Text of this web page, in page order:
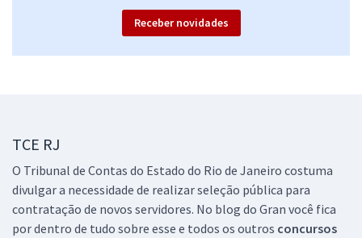
Receber novidades
TCE RJ
O Tribunal de Contas do Estado do Rio de Janeiro costuma
divulgar a necessidade de realizar seleção pública para
contratação de novos servidores. No blog do Gran você fica
por dentro de tudo sobre esse e todos os outros concursos